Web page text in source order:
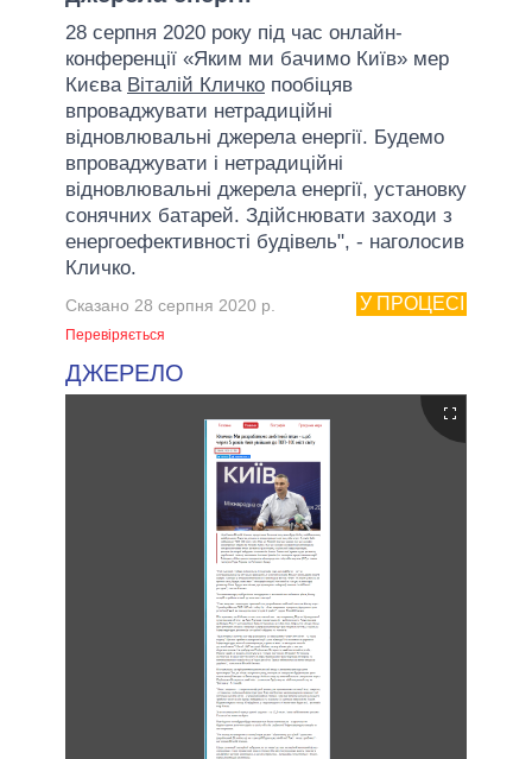
28 серпня 2020 року під час онлайн-
конференції «Яким ми бачимо Київ» мер
Києва Віталій Кличко пообіцяв
впроваджувати нетрадиційні
відновлювальні джерела енергії. Будемо
впроваджувати і нетрадиційні
відновлювальні джерела енергії, установку
сонячних батарей. Здійснювати заходи з
енергоефективності будівель", - наголосив
Кличко.
У ПРОЦЕСІ
Сказано 28 серпня 2020 р.
Перевіряється
ДЖЕРЕЛО